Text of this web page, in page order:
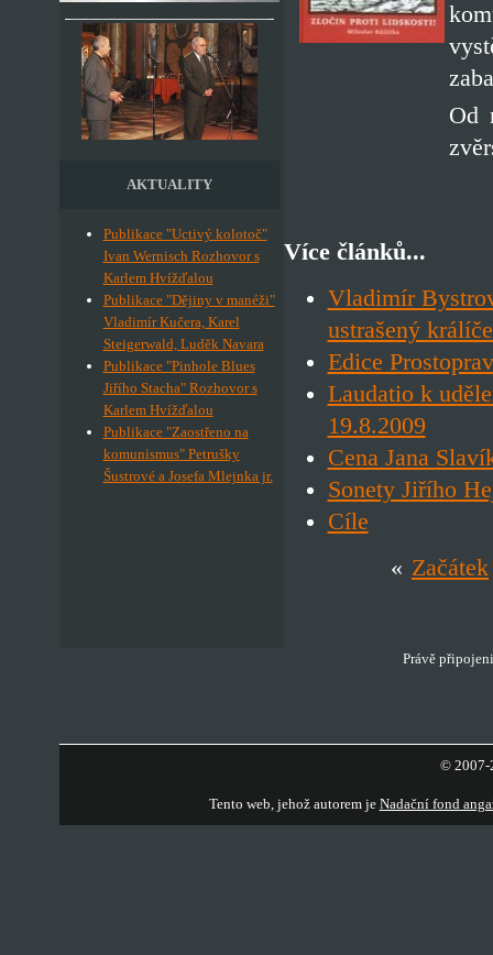
AKTUALITY
Publikace "Uctivý kolotoč"
Ivan Wernisch Rozhovor s
Karlem Hvížďalou
Publikace "Dějiny v manéži"
Vladimír Kučera, Karel
Steigerwald, Luděk Navara
Publikace "Pinhole Blues
Jiřího Stacha" Rozhovor s
Karlem Hvížďalou
Publikace "Zaostřeno na
komunismus" Petrušky
Šustrové a Josefa Mlejnka jr.
Od
Více článků...
Vladimír
ustrašený
Edice
Laudatio k
19.8.2009
Cena Jana
Sonety Jiřího
Cíle
« Začátek
Právě
© 2007-
Tento web, jehož autorem je Nadační fond